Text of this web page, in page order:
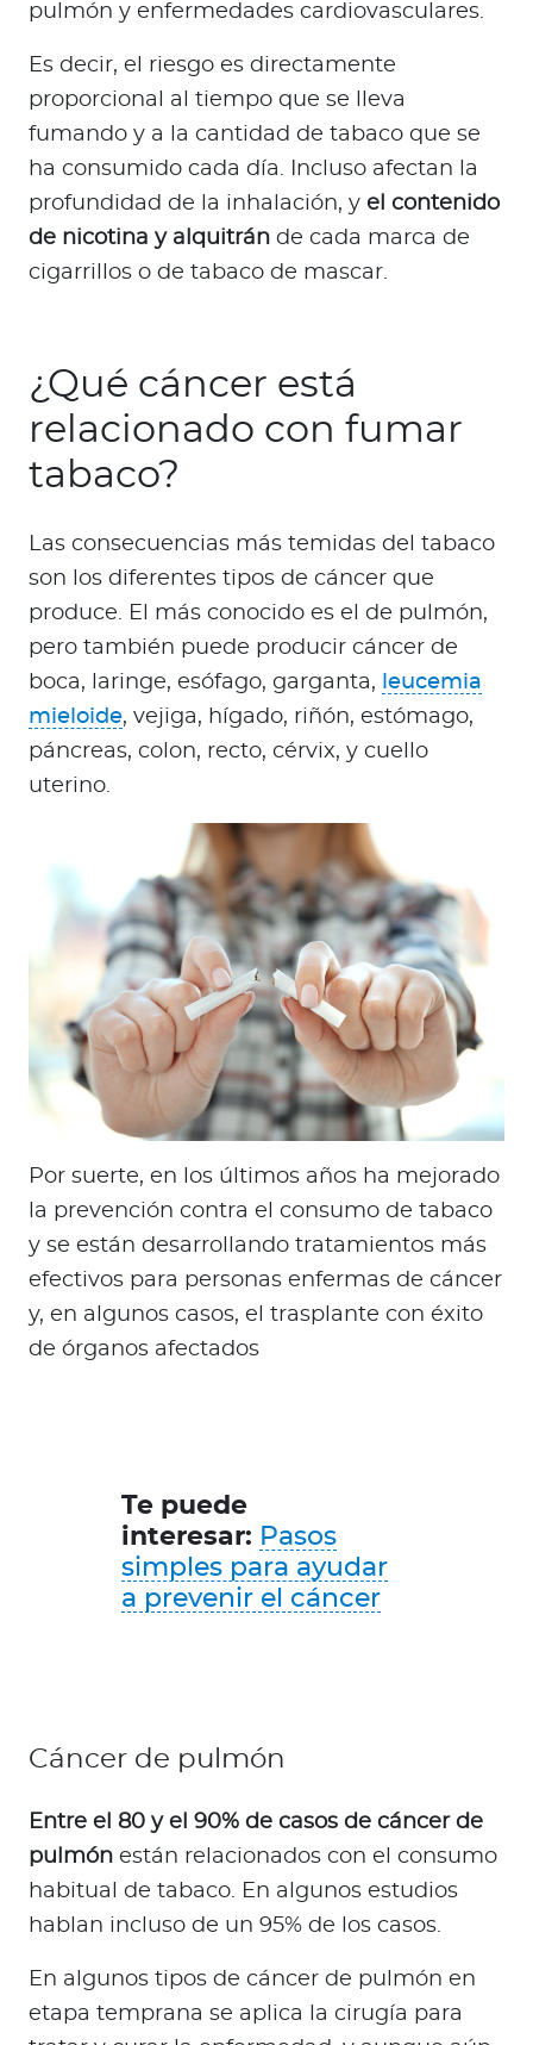
pulmón y enfermedades cardiovasculares.
Es decir, el riesgo es directamente
proporcional al tiempo que se lleva
fumando y a la cantidad de tabaco que se
ha consumido cada día. Incluso afectan la
profundidad de la inhalación, y el contenido
de nicotina y alquitrán de cada marca de
cigarrillos o de tabaco de mascar.
¿Qué cáncer está
relacionado con fumar
tabaco?
Las consecuencias más temidas del tabaco
son los diferentes tipos de cáncer que
produce. El más conocido es el de pulmón,
pero también puede producir cáncer de
boca, laringe, esófago, garganta,
leucemia
mieloide, vejiga, hígado, riñón, estómago,
páncreas, colon, recto, cérvix, y cuello
uterino.
Por suerte, en los últimos años ha mejorado
la prevención contra el consumo de tabaco
y se están desarrollando tratamientos más
efectivos para personas enfermas de cáncer
y, en algunos casos, el trasplante con éxito
de órganos afectados
Te puede
interesar: Pasos
simples para ayudar
a prevenir el cáncer
Cáncer de pulmón
Entre el 80 y el 90% de casos de cáncer de
pulmón están relacionados con el consumo
habitual de tabaco. En algunos estudios
hablan incluso de un 95% de los casos.
En algunos tipos de cáncer de pulmón en
etapa temprana se aplica la cirugía para